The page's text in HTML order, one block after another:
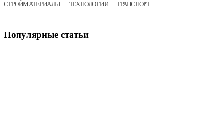
СТРОЙМАТЕРИАЛЫ ТЕХНОЛОГИИ ТРАНСПОРТ
Популярные статьи